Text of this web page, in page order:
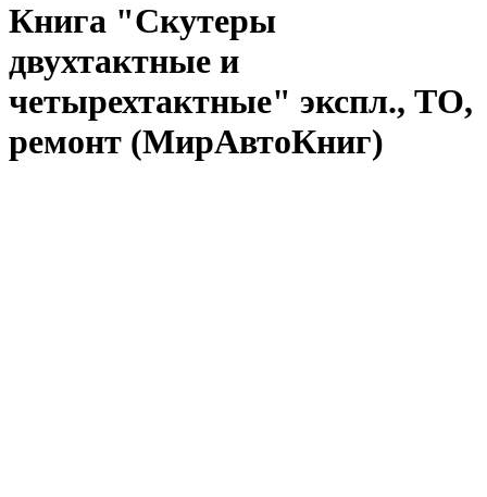
Книга "Скутеры
двухтактные и
четырехтактные" экспл., ТО,
ремонт (МирАвтоКниг)